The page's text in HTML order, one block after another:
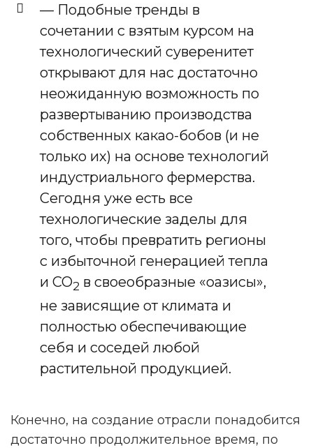
— Подобные тренды в
сочетании с взятым курсом на
технологический суверенитет
открывают для нас достаточно
неожиданную возможность по
развертыванию производства
собственных какао-бобов (и не
только их) на основе технологий
индустриального фермерства.
Сегодня уже есть все
технологические заделы для
того, чтобы превратить регионы
с избыточной генерацией тепла
и СО2 в своеобразные «оазисы»,
не зависящие от климата и
полностью обеспечивающие
себя и соседей любой
растительной продукцией.
Конечно, на создание отрасли понадобится
достаточно продолжительное время, по